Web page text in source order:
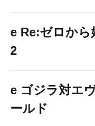
e Re:ゼロか
2
e ゴジラ対エ
ールド